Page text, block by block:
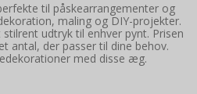
til påskearrangementer og
maling og DIY-projekter.
udtryk til enhver pynt. Prisen
antal, der passer til dine behov.
med disse æg.